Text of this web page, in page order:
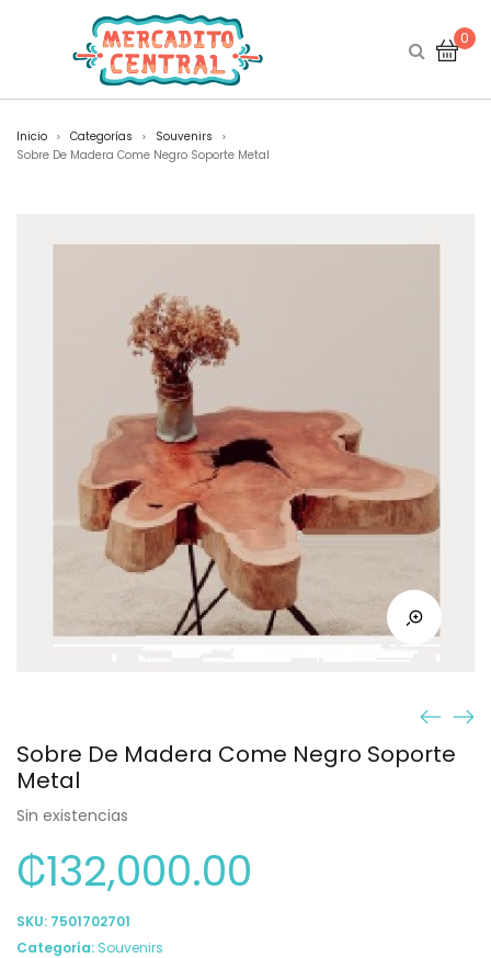
0
Inicio > Categorías > Souvenirs >
Sobre De Madera Come Negro Soporte Metal
Sobre De Madera Come Negro Soporte
Metal
Sin existencias
₡132,000.00
SKU: 7501702701
Categoría: Souvenirs